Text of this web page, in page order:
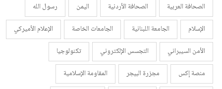
الصحافة العربية
الصحافة الأردنية اليمن
رسول الله
الإسلام
الجامعة اللبنانية الجامعات الخاصة
الإعلام الأميركي
الأمن السيبراني
التجسس الإلكتروني
تكنولوجيا
منصة إكس
مجزرة البيجر
المقاومة الإسلامية